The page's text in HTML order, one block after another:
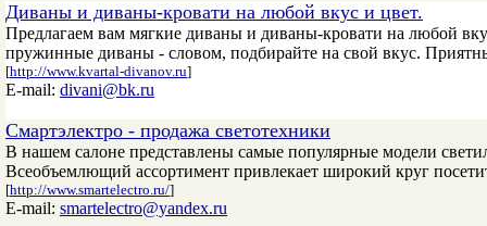
Диваны и диваны-кровати на любой вкус и цвет.
Предлагаем вам мягкие диваны и диваны-кровати на любой
пружинные диваны - словом, подбирайте на свой вкус.
[http://www.kvartal-divanov.ru]
E-mail: divani@bk.ru
Смартэлектро - продажа светотехники
В нашем салоне представлены самые популярные модели
Всеобъемлющий ассортимент привлекает широкий круг
[http://www.smartelectro.ru/]
E-mail: smartelectro@yandex.ru